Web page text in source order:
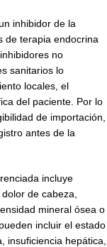
inhibidor de la
de terapia endocrina
no
sanitarios lo
locales, el
del paciente. Por lo
de importación,
antes de la
incluye
de cabeza,
mineral ósea o
incluir el estado
insuficiencia hepática,